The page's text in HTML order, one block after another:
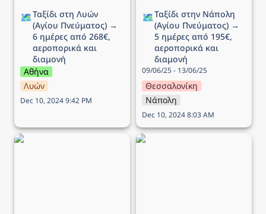
🗺️Ταξίδι στη Λυών
(Αγίου Πνεύματος) →
6 ημέρες από 268€,
αεροπορικά και
διαμονή
Αθήνα
Λυών
Dec 10, 2024 9:42 PM
🗺️Ταξίδι στην Νάπολη
(Αγίου Πνεύματος) →
5 ημέρες από 195€,
αεροπορικά και
διαμονή
09/06/25 - 13/06/25
Θεσσαλονίκη
Νάπολη
Dec 10, 2024 8:03 AM
Ταξίδι στο Ντουμπρόβνικ
Ταξίδι στην Ισλανδία → 7